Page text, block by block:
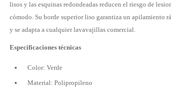
lisos y las esquinas redondeadas reducen el riesgo de
cómodo. Su borde superior liso garantiza un apilamiento
y se adapta a cualquier lavavajillas comercial.
Especificaciones técnicas
Color: Verde
Material: Polipropileno